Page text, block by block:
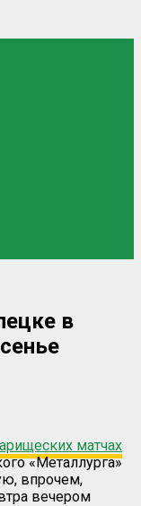
в
матчах
«Металлурга»
впрочем,
вечером